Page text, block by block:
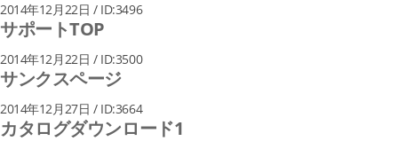
2014年12月22日 / ID:3496
サポートTOP
2014年12月22日 / ID:3500
サンクスページ
2014年12月27日 / ID:3664
カタログダウンロード1